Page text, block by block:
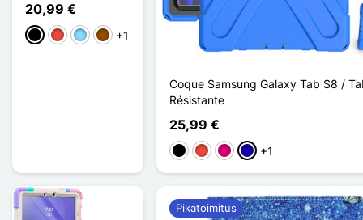
20,99 €
MustaPunainenBleu Clair
Ruskea
+1
Coque Samsung Galaxy Tab S8 /
Résistante
25,99 €
MustaPunainen
MagentaBleu Foncé
+1
Pikatoimitus